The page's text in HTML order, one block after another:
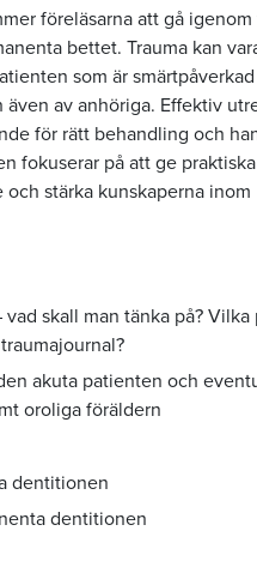
föreläsarna att gå igenom
bettet. Trauma kan
som är
även av anhöriga. Effektiv
för rätt behandling och
fokuserar på att ge
stärka kunskaperna inom
skall man tänka på? Vilka
akuta patienten och
oroliga föräldern
dentitionen
dentitionen